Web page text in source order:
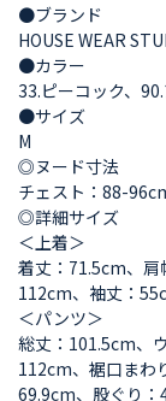
●ブランド
HOUSE WEAR
●カラー
33.ピーコック、
●サイズ
M
◎ヌード寸法
チェスト：88-
◎詳細サイズ
＜上着＞
着丈：71.5cm、肩
112cm、袖丈：
＜パンツ＞
総丈：101.5cm、
112cm、裾口まわ
69.9cm、股ぐり：